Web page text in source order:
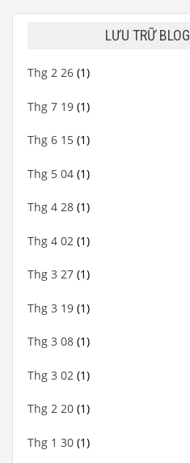
LƯU TRỮ BLOG
Thg 2 26 (1)
Thg 7 19 (1)
Thg 6 15 (1)
Thg 5 04 (1)
Thg 4 28 (1)
Thg 4 02 (1)
Thg 3 27 (1)
Thg 3 19 (1)
Thg 3 08 (1)
Thg 3 02 (1)
Thg 2 20 (1)
Thg 1 30 (1)